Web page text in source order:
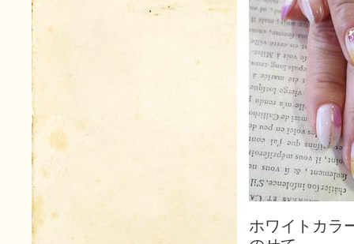
ホワイトカラ